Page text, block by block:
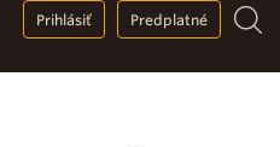
Prihlásiť Predplatné